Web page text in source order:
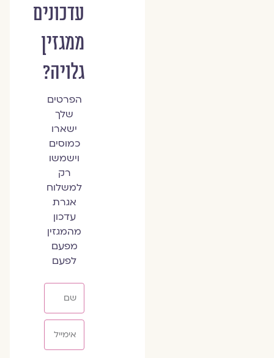
עדכונים
ממגזין
גלויה?
הפרטים
שלך
ישארו
כמוסים
וישמשו
רק
למשלוח
אגרת
עדכון
מהמגזין
מפעם
לפעם